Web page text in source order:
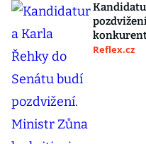
Reflex.cz